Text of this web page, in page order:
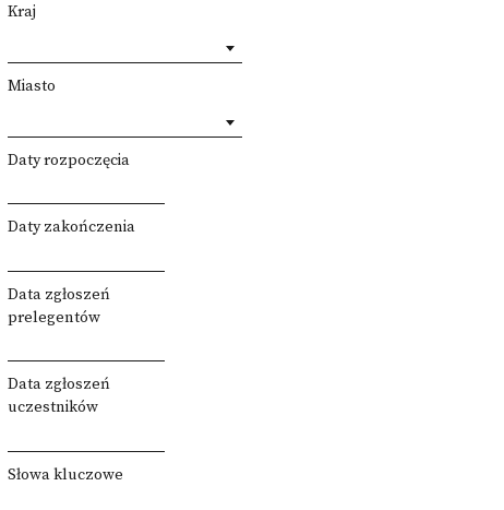
Kraj
Miasto
Daty rozpoczęcia
Daty zakończenia
Data zgłoszeń
prelegentów
Data zgłoszeń
uczestników
Słowa kluczowe